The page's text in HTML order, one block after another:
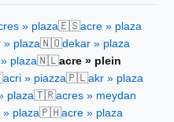
» plaza🇪🇸acre » plaza
» plaza🇳🇴dekar » plaza
plaza🇳🇱acre » plein
acri » piazza🇵🇱akr » plaza
plaza🇹🇷acres » meydan
» plaza🇵🇭acre » plaza